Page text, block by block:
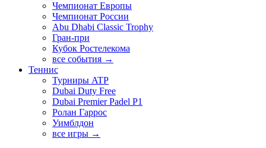
Чемпионат Европы
Чемпионат России
Abu Dhabi Classic Trophy
Гран-при
Кубок Ростелекома
все события →
Теннис
Турниры ATP
Dubai Duty Free
Dubai Premier Padel P1
Ролан Гаррос
Уимблдон
все игры →